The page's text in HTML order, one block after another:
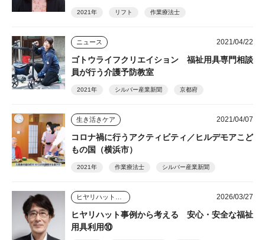
2021年 リフト 作業療法士
ニュース 2021/04/22
ゴトウライフクリエイション 福祉用具専門相談
員が行う介護予防教室
2021年 シルバー産業新聞 京都府
生き活きケア 2021/04/07
コロナ禍に行うアクティビティ／ヒルデモアこど
もの国（横浜市）
2021年 作業療法士 シルバー産業新聞
2026/03/27
ヒヤリハット事例から考える 安心・安全な福祉
用具利用⑩